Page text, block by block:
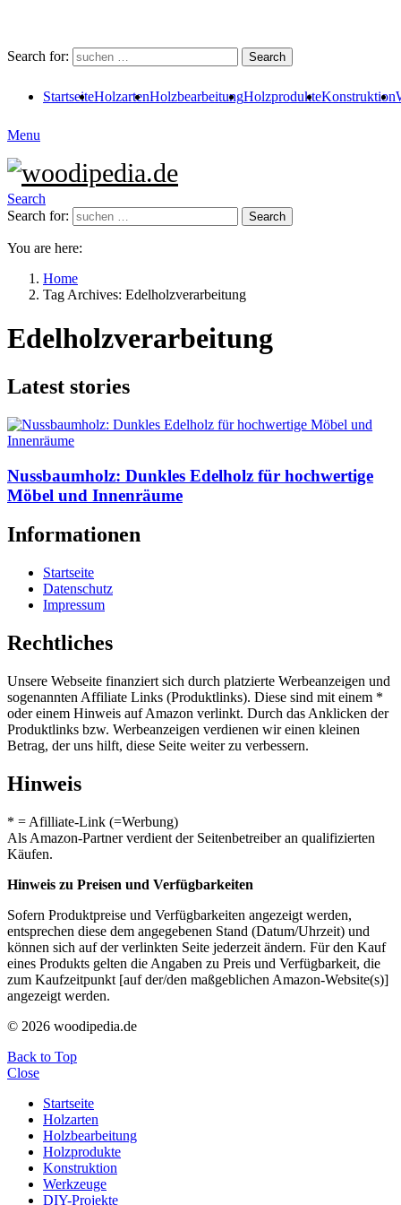
Search for: Search
StartseiteHolzartenHolzbearbeitungHolzprodukteKonstruktion
Menu
Search
Search for:
Search
You are here:
Home
Tag Archives: Edelholzverarbeitung
Edelholzverarbeitung
Latest stories
Nussbaumholz: Dunkles Edelholz für hochwertige
Möbel und Innenräume
Informationen
Startseite
Datenschutz
Impressum
Rechtliches
Unsere Webseite finanziert sich durch platzierte Werbeanzeigen und
sogenannten Affiliate Links (Produktlinks). Diese sind mit einem *
oder einem Hinweis auf Amazon verlinkt. Durch das Anklicken der
Produktlinks bzw. Werbeanzeigen verdienen wir einen kleinen
Betrag, der uns hilft, diese Seite weiter zu verbessern.
Hinweis
* = Afilliate-Link (=Werbung)
Als Amazon-Partner verdient der Seitenbetreiber an qualifizierten
Käufen.
Hinweis zu Preisen und Verfügbarkeiten
Sofern Produktpreise und Verfügbarkeiten angezeigt werden,
entsprechen diese dem angegebenen Stand (Datum/Uhrzeit) und
können sich auf der verlinkten Seite jederzeit ändern. Für den Kauf
eines Produkts gelten die Angaben zu Preis und Verfügbarkeit, die
zum Kaufzeitpunkt [auf der/den maßgeblichen Amazon-Website(s)]
angezeigt werden.
© 2026 woodipedia.de
Back to Top
Close
Startseite
Holzarten
Holzbearbeitung
Holzprodukte
Konstruktion
Werkzeuge
DIY-Projekte